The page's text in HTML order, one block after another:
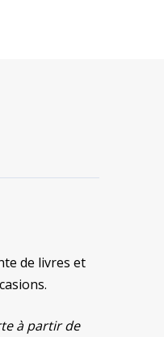
de livres et
à partir de